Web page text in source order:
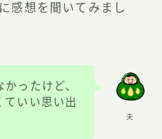
感想を聞いてみまし
夫
ったけど、
ていい思い出